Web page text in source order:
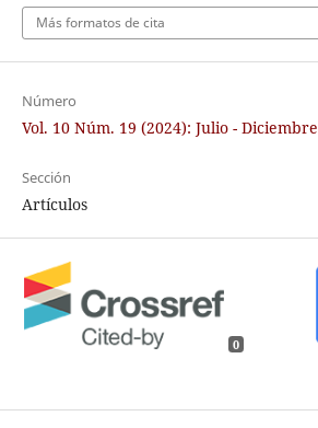
Más formatos de cita
Número
Vol. 10 Núm. 19 (2024): Julio - Diciembre
Sección
Artículos
0